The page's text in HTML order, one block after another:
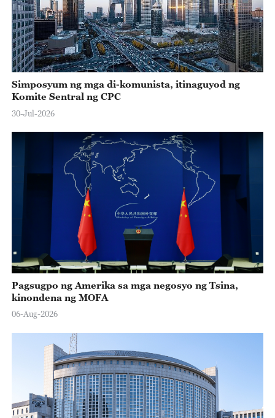
Simposyum ng mga di-komunista, itinaguyod ng
Komite Sentral ng CPC
30-Jul-2026
Pagsugpo ng Amerika sa mga negosyo ng Tsina,
kinondena ng MOFA
06-Aug-2026